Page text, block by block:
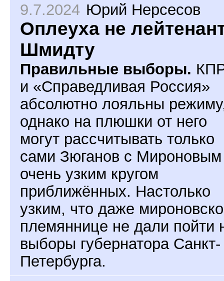
9.7.2024 Юрий Нерсесов
Оплеуха не
Шмидту
Правильные выборы.
и «Справедливая Россия»
абсолютно лояльны
однако на плюшки от него
могут рассчитывать только
сами Зюганов с
очень узким кругом
приближённых. Настолько
узким, что даже
племяннице не дали пойти
выборы губернатора Санкт-
Петербурга.